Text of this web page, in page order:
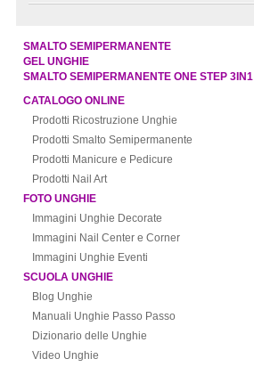
SMALTO SEMIPERMANENTE
GEL UNGHIE
SMALTO SEMIPERMANENTE ONE STEP 3IN1
CATALOGO ONLINE
Prodotti Ricostruzione Unghie
Prodotti Smalto Semipermanente
Prodotti Manicure e Pedicure
Prodotti Nail Art
FOTO UNGHIE
Immagini Unghie Decorate
Immagini Nail Center e Corner
Immagini Unghie Eventi
SCUOLA UNGHIE
Blog Unghie
Manuali Unghie Passo Passo
Dizionario delle Unghie
Video Unghie